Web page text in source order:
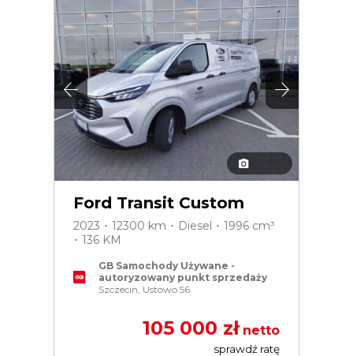
Ford Transit Custom
2023 ･ 12300 km ･ Diesel ･ 1996 cm³
･ 136 KM
GB Samochody Używane -
autoryzowany punkt sprzedaży
Szczecin, Ustowo 56
105 000 złnetto
sprawdź ratę